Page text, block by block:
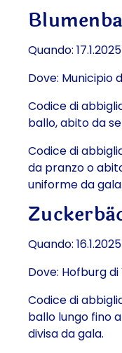
Quando: 17.1.2025
Dove: Municipio
Codice di
ballo, abito da
Codice di
da pranzo o
uniforme da gala.
Quando: 16.1.2025
Dove: Hofburg
Codice di
ballo lungo fino
divisa da gala.